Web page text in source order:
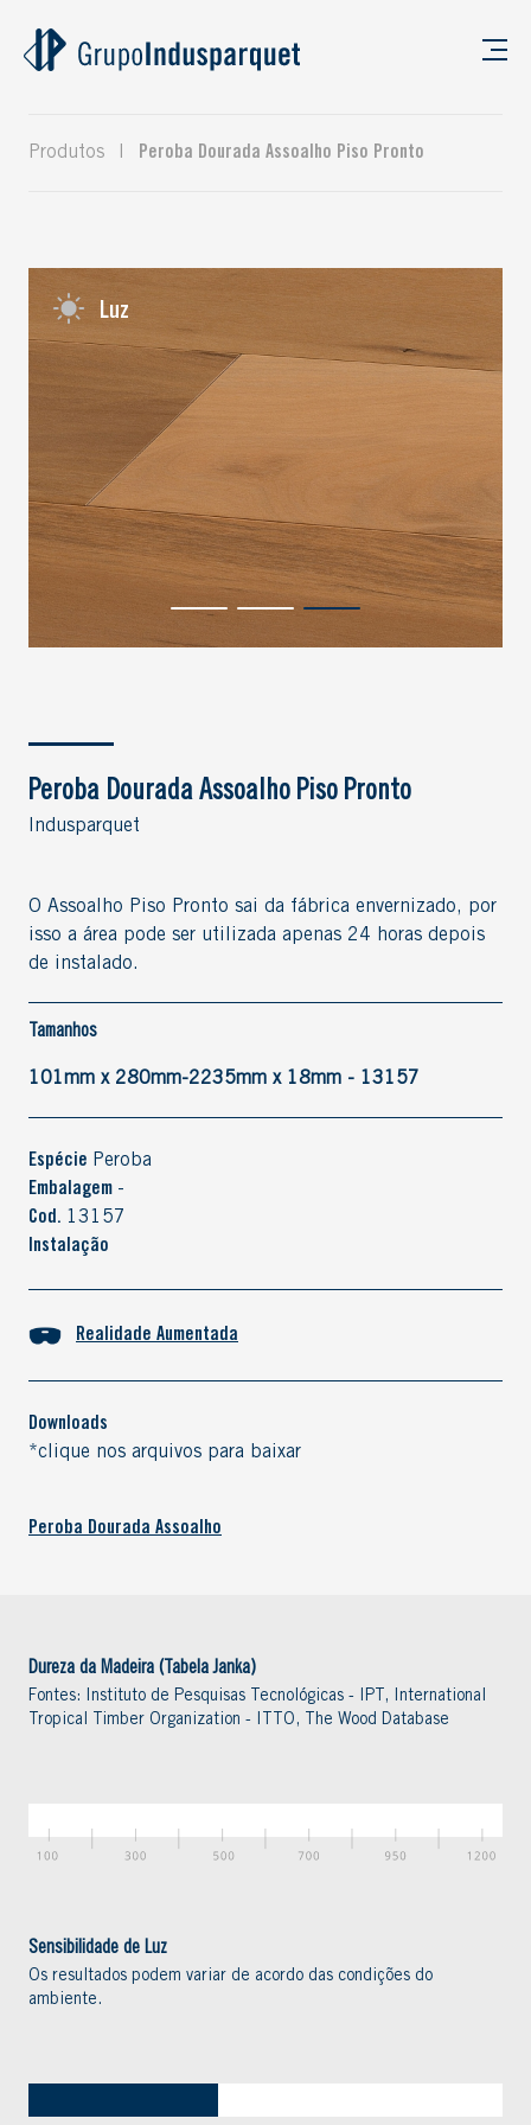
Produtos Peroba Dourada Assoalho Piso Pronto
Luz
Peroba Dourada Assoalho Piso Pronto
Indusparquet
O Assoalho Piso Pronto sai da fábrica envernizado, por
isso a área pode ser utilizada apenas 24 horas depois
de instalado.
Tamanhos
101mm x 280mm-2235mm x 18mm - 13157
Espécie Peroba
Embalagem -
Cod. 13157
Instalação
Realidade Aumentada
Downloads
*clique nos arquivos para baixar
Peroba Dourada Assoalho
Dureza da Madeira (Tabela Janka)
Fontes: Instituto de Pesquisas Tecnológicas - IPT, International
Tropical Timber Organization - ITTO, The Wood Database
Sensibilidade de Luz
Os resultados podem variar de acordo das condições do
ambiente.